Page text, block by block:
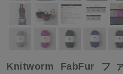
Knitworm FabFur